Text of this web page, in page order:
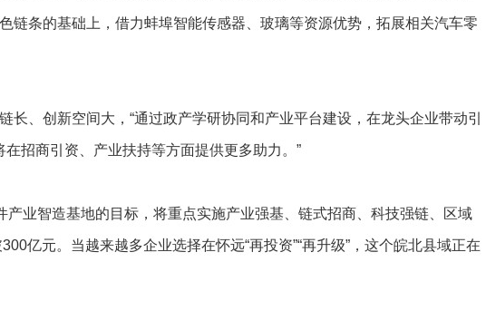
链条的基础上，借力蚌埠智能传感器、玻璃等资源优势，拓展相关汽车零
、创新空间大，“通过政产学研协同和产业平台建设，在龙头企业带动引
招商引资、产业扶持等方面提供更多助力。”
业智造基地的目标，将重点实施产业强基、链式招商、科技强链、区域
亿元。当越来越多企业选择在怀远“再投资”“再升级”，这个皖北县域正在